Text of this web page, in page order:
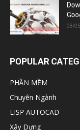
08/
POPULAR
PHẦN MỀM
Chuyên Ngành
LISP AUTOCAD
Xây Dựng